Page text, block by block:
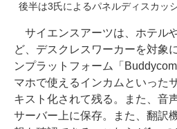
後半は3氏によるパネルディスカッ
サイエンスアーツは、ホテル
ど、デスクレスワーカーを対象
ンプラットフォーム「
マホで使えるインカムといった
キスト化されて残る。また、音
サーバー上に保存。また、翻訳